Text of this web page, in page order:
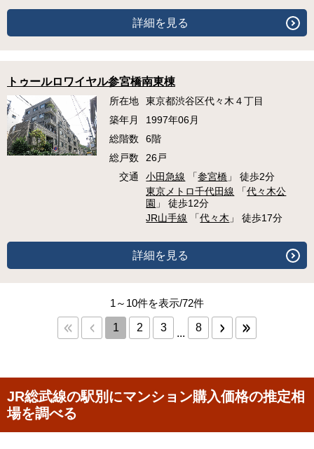
詳細を見る
トゥールロワイヤル参宮橋南東棟
所在地
東京都渋谷区代々木４丁目
築年月
1997年06月
総階数
6階
総戸数
26戸
交通
小田急線 「参宮橋 」 徒歩2分
東京メトロ千代田線 「代々木公
園 」 徒歩12分
JR山手線 「代々木 」 徒歩17分
詳細を見る
1～10件を表示/72件
1 2 3 ... 8
JR総武線の駅別にマンション購入価格の推定相
場を調べる